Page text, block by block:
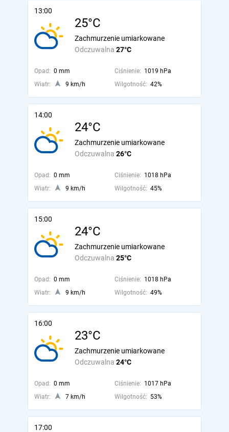
13:00
25°C
Odczuwalna 27°C
Zachmurzenie umiarkowane
Opad: 0 mm Ciśnienie: 1019 hPa
Wiatr:
9 km/h Wilgotność: 42%
14:00
24°C
Odczuwalna 26°C
Zachmurzenie umiarkowane
Opad: 0 mm Ciśnienie: 1018 hPa
Wiatr:
9 km/h Wilgotność: 45%
15:00
24°C
Odczuwalna 25°C
Zachmurzenie umiarkowane
Opad: 0 mm Ciśnienie: 1018 hPa
Wiatr:
9 km/h Wilgotność: 49%
16:00
23°C
Odczuwalna 24°C
Zachmurzenie umiarkowane
Opad: 0 mm Ciśnienie: 1017 hPa
Wiatr:
7 km/h Wilgotność: 53%
17:00